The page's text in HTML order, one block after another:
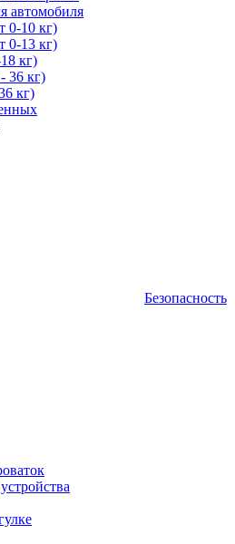
автомобиля
0-10 кг)
0-13 кг)
кг)
36 кг)
кг)
Безопасность